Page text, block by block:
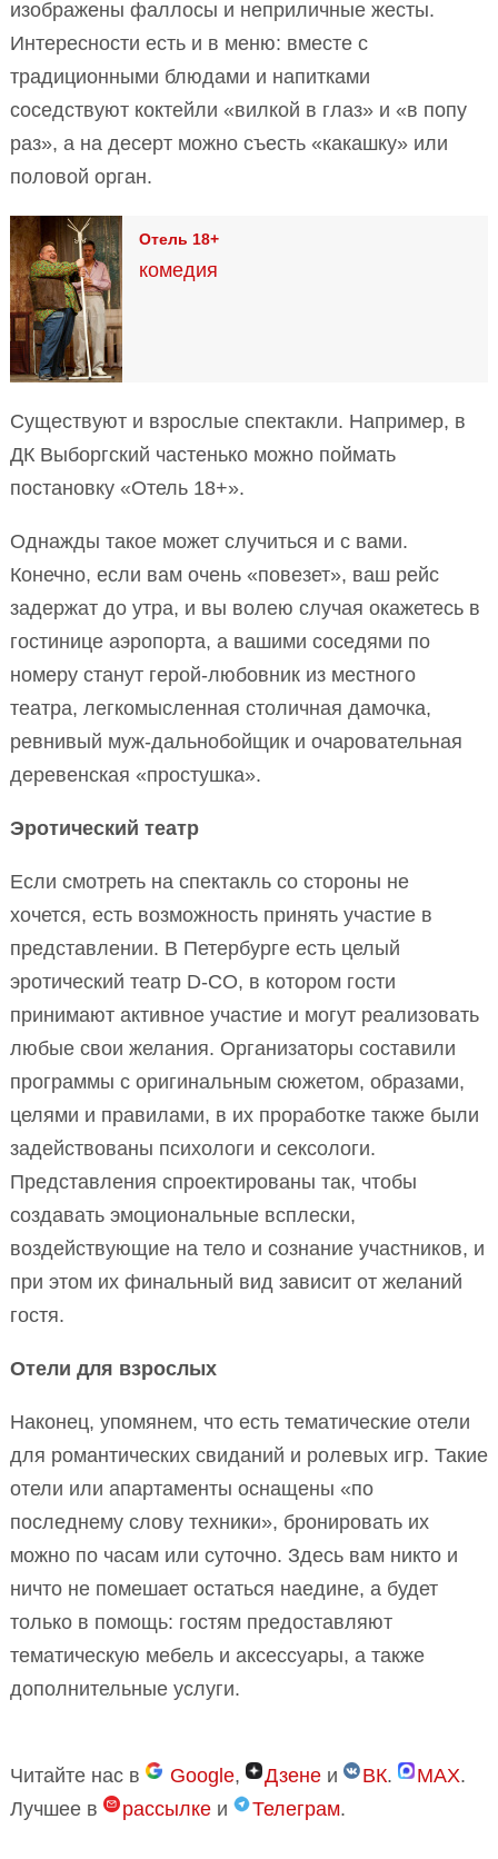
изображены фаллосы и неприличные жесты.
Интересности есть и в меню: вместе с
традиционными блюдами и напитками
соседствуют коктейли «вилкой в глаз» и «в попу
раз», а на десерт можно съесть «какашку» или
половой орган.
Отель 18+
комедия
Существуют и взрослые спектакли. Например, в
ДК Выборгский частенько можно поймать
постановку «Отель 18+».
Однажды такое может случиться и с вами.
Конечно, если вам очень «повезет», ваш рейс
задержат до утра, и вы волею случая окажетесь в
гостинице аэропорта, а вашими соседями по
номеру станут герой-любовник из местного
театра, легкомысленная столичная дамочка,
ревнивый муж-дальнобойщик и очаровательная
деревенская «простушка».
Эротический театр
Если смотреть на спектакль со стороны не
хочется, есть возможность принять участие в
представлении. В Петербурге есть целый
эротический театр D-CO, в котором гости
принимают активное участие и могут реализовать
любые свои желания. Организаторы составили
программы с оригинальным сюжетом, образами,
целями и правилами, в их проработке также были
задействованы психологи и сексологи.
Представления спроектированы так, чтобы
создавать эмоциональные всплески,
воздействующие на тело и сознание участников, и
при этом их финальный вид зависит от желаний
гостя.
Отели для взрослых
Наконец, упомянем, что есть тематические отели
для романтических свиданий и ролевых игр. Такие
отели или апартаменты оснащены «по
последнему слову техники», бронировать их
можно по часам или суточно. Здесь вам никто и
ничто не помешает остаться наедине, а будет
только в помощь: гостям предоставляют
тематическую мебель и аксессуары, а также
дополнительные услуги.
Читайте нас в Google, Дзене и ВК. MAX.
Лучшее в
рассылке и Телеграм.